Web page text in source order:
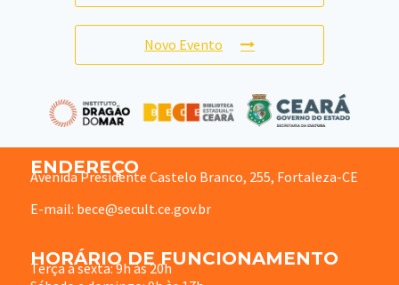
Novo Evento
ENDEREÇO
Avenida Presidente Castelo Branco, 255, Fortaleza-CE
E-mail: bece@secult.ce.gov.br
HORÁRIO DE FUNCIONAMENTO
Terça à sexta: 9h às 20h